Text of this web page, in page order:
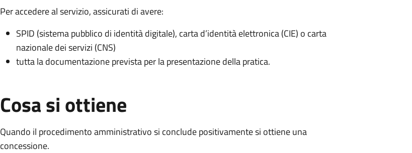
Per accedere al servizio, assicurati di avere:
SPID (sistema pubblico di identità digitale), carta d’identità elettronica (CIE) o carta
nazionale dei servizi (CNS)
tutta la documentazione prevista per la presentazione della pratica.
Cosa si ottiene
Quando il procedimento amministrativo si conclude positivamente si ottiene una
concessione.